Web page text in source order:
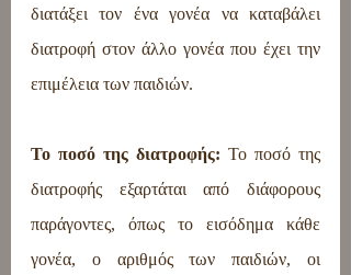
διατάξει τον ένα γονέα να καταβάλει
διατροφή στον άλλο γονέα που έχει την
επιμέλεια των παιδιών.
Το ποσό της διατροφής: Το ποσό της
διατροφής εξαρτάται από διάφορους
παράγοντες, όπως το εισόδημα κάθε
γονέα, ο αριθμός των παιδιών, οι